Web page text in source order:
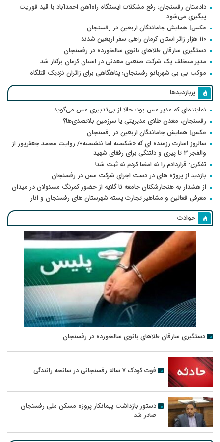
دادستان رفسنجان: رفع مشکلات ایستگاه راه‌آهن احمدآباد با قید فوریت
پیگیری می‌شود
عکس| همایش جاماندگان اربعین در رفسنجان
۱۱۰ هزار زائر استان کرمان راهی سفر اربعین شدند
دستگیری سارقان طلاهای بانوی سالخورده در رفسنجان
مدیر متخلف یک شرکت صنعتی معدنی در استان کرمان برکنار شد
موکب بی بی شهربانو رفسنجان؛ پناهگاهی برای زائران نزدیک قتلگاه
پربازدیدها
نماینده‌ای که مدیر مس بود؛ حالا از بی‌تدبیری مس می‌گوید
رفسنجان، معدن طلای مدیریتی یا سرزمین بلاتصدی‌ها؟
عکس| همایش جاماندگان اربعین در رفسنجان
سالروز اسارت رزمنده ای که «شکسته اما ننشسته»/ روایت محمد جعفرپور از
والفجر ۳ تا پیری و دلتنگی برای رفقای شهید
تفکری: قراردادم را نه امضا کردم نه ثبت شد!
بازدید از پروژه های در دست اجرای شرکت مس در رفسنجان
از هشدار به هنجارشکنان جامعه تا گلایه از حضور کمرنگ مسئولان در میدان
معرفی فعالین و مشاهیر تجارت پسته شهرستان های رفسنجان و انار
حوادث
دستگیری سارقان طلاهای بانوی سالخورده در رفسنجان
فوت کودک ۷ ساله رفسنجانی در سانحه رانندگی
دستور بازداشت پیمانکار پروژه مسکن ملی رفسنجان
صادر شد